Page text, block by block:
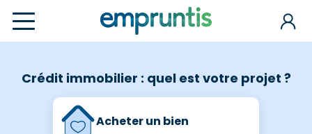
Crédit immobilier : quel est votre projet ?
Acheter un bien